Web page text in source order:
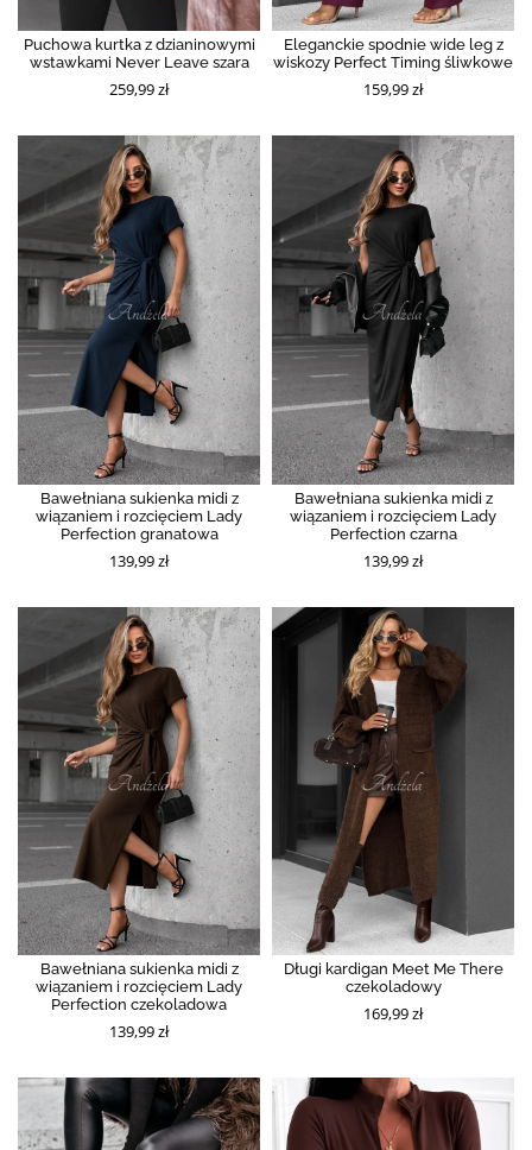
Puchowa kurtka z dzianinowymi
wstawkami Never Leave szara
259,99 zł
Eleganckie spodnie wide leg z
wiskozy Perfect Timing śliwkowe
159,99 zł
Bawełniana sukienka midi z
wiązaniem i rozcięciem Lady
Perfection granatowa
139,99 zł
Bawełniana sukienka midi z
wiązaniem i rozcięciem Lady
Perfection czarna
139,99 zł
Bawełniana sukienka midi z
wiązaniem i rozcięciem Lady
Perfection czekoladowa
139,99 zł
Długi kardigan Meet Me There
czekoladowy
169,99 zł